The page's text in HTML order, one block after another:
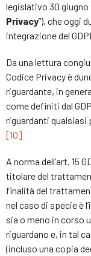
legislativo 30 giugno
Privacy”), che oggi
integrazione del
Da una lettura
Codice Privacy è
riguardante, in
come definiti dal
riguardanti
[10]
A norma dell’art. 15
titolare del
finalità del
nel caso di specie è
sia o meno in corso
riguardano e, in tal
(incluso una copia